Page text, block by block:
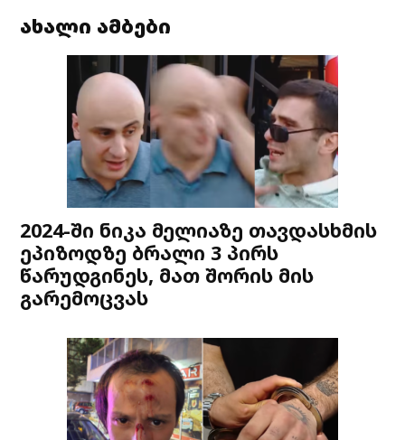
ახალი ამბები
2024-ში ნიკა მელიაზე თავდასხმის
ეპიზოდზე ბრალი 3 პირს
წარუდგინეს, მათ შორის მის
გარემოცვას